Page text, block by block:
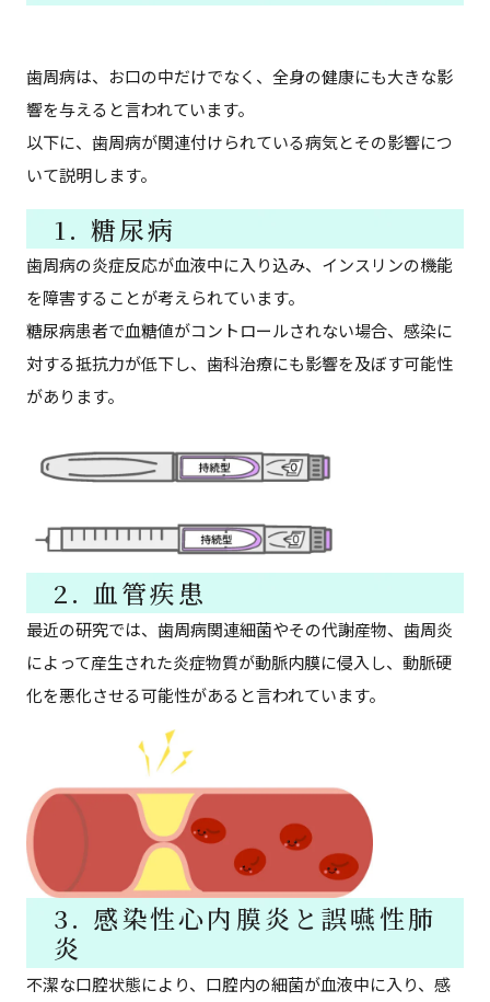
歯周病は、お口の中だけでなく、全身の健康にも大きな影
響を与えると言われています。
以下に、歯周病が関連付けられている病気とその影響につ
いて説明します。
1. 糖尿病
歯周病の炎症反応が血液中に入り込み、インスリンの機能
を障害することが考えられています。
糖尿病患者で血糖値がコントロールされない場合、感染に
対する抵抗力が低下し、歯科治療にも影響を及ぼす可能性
があります。
2. 血管疾患
最近の研究では、歯周病関連細菌やその代謝産物、歯周炎
によって産生された炎症物質が動脈内膜に侵入し、動脈硬
化を悪化させる可能性があると言われています。
3. 感染性心内膜炎と誤嚥性肺
炎
不潔な口腔状態により、口腔内の細菌が血液中に入り、感